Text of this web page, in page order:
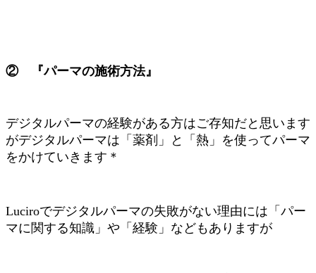
② 『パーマの施術方法』
デジタルパーマの経験がある方はご存知だと思います
がデジタルパーマは「薬剤」と「熱」を使ってパーマ
をかけていきます＊
Luciroでデジタルパーマの失敗がない理由には「パー
マに関する知識」や「経験」などもありますが